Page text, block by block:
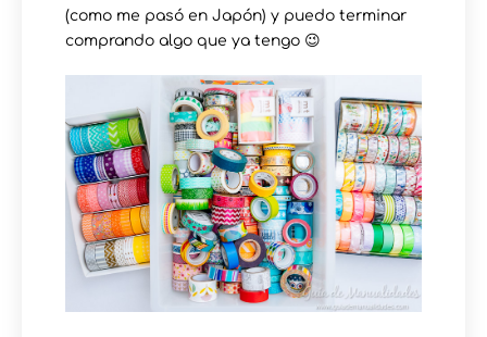
(como me pasó en Japón) y puedo terminar
comprando algo que ya tengo 😉